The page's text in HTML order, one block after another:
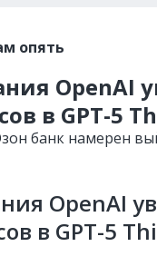
опять
OpenAI
в GPT-5
банк намерен
OpenAI
в GPT-5